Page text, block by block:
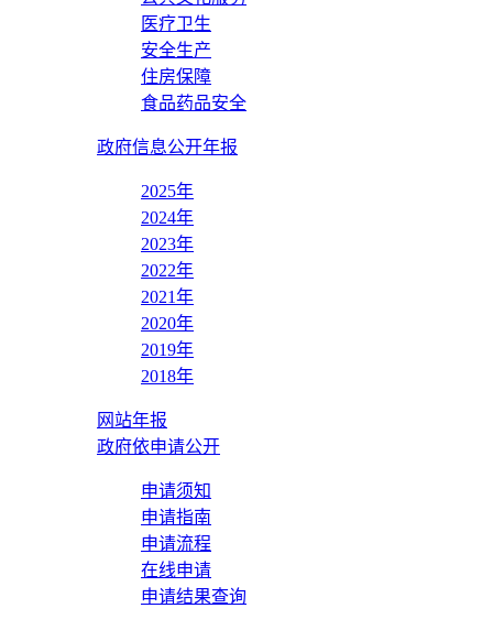
医疗卫生
安全生产
住房保障
食品药品安全
政府信息公开年报
2025年
2024年
2023年
2022年
2021年
2020年
2019年
2018年
网站年报
政府依申请公开
申请须知
申请指南
申请流程
在线申请
申请结果查询